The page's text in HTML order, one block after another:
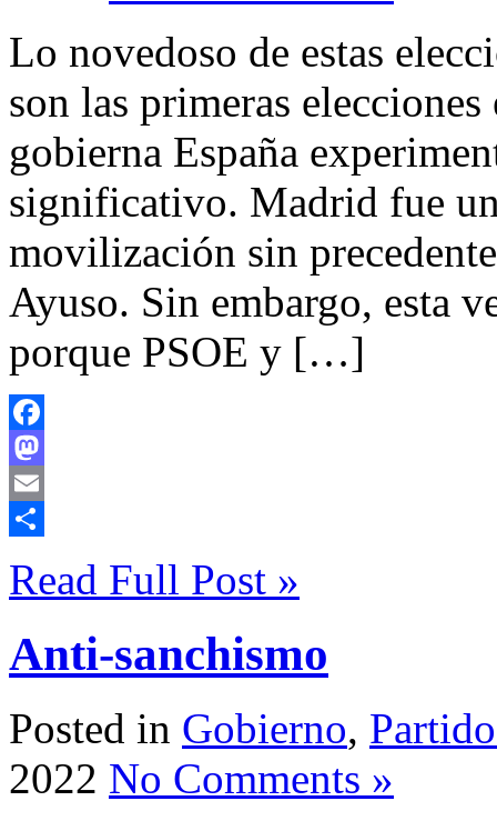
Lo novedoso de estas
son las primeras
gobierna España
significativo. Madrid fue
movilización sin
Ayuso. Sin embargo, esta
porque PSOE y […]
Facebook
Mastodon
Email
Read Full Post »
Anti-sanchismo
Posted in Gobierno,
2022 No Comments »